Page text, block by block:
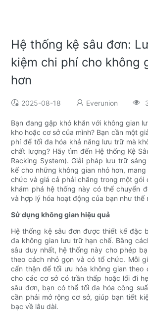
Hệ thống kệ sâu đơn:
kiệm chi phí cho không
hơn
2025-08-18 Everunion
Bạn đang gặp khó khăn với không gian
kho hoặc cơ sở của mình? Bạn cần một
phí để tối đa hóa khả năng lưu trữ mà
chất lượng? Hãy tìm đến Hệ thống Kệ
Racking System). Giải pháp lưu trữ
kế cho những không gian nhỏ hơn,
chức và giá cả phải chăng trong một gói
khám phá hệ thống này có thể chuyển
và hợp lý hóa hoạt động của bạn như thế
Sử dụng không gian hiệu quả
Hệ thống kệ sâu đơn được thiết kế đặc
đa không gian lưu trữ hạn chế. Bằng
sâu duy nhất, hệ thống này cho phép
theo cách nhỏ gọn và có tổ chức. Mỗi
cẩn thận để tối ưu hóa không gian theo
cho các cơ sở có trần thấp hoặc lối đi
sâu đơn, bạn có thể tối đa hóa công
cần phải mở rộng cơ sở, giúp bạn tiết
bạc về lâu dài.